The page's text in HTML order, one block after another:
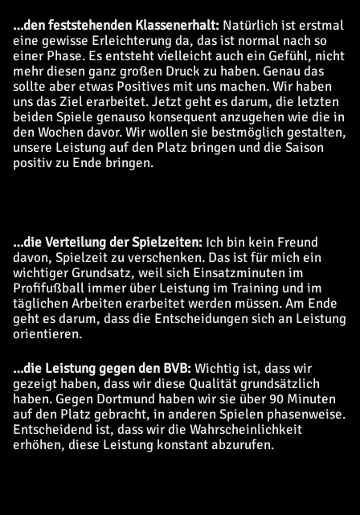
…den feststehenden Klassenerhalt: Natürlich ist erstmal
eine gewisse Erleichterung da, das ist normal nach so
einer Phase. Es entsteht vielleicht auch ein Gefühl, nicht
mehr diesen ganz großen Druck zu haben. Genau das
sollte aber etwas Positives mit uns machen. Wir haben
uns das Ziel erarbeitet. Jetzt geht es darum, die letzten
beiden Spiele genauso konsequent anzugehen wie die in
den Wochen davor. Wir wollen sie bestmöglich gestalten,
unsere Leistung auf den Platz bringen und die Saison
positiv zu Ende bringen.
…die Verteilung der Spielzeiten: Ich bin kein Freund
davon, Spielzeit zu verschenken. Das ist für mich ein
wichtiger Grundsatz, weil sich Einsatzminuten im
Profifußball immer über Leistung im Training und im
täglichen Arbeiten erarbeitet werden müssen. Am Ende
geht es darum, dass die Entscheidungen sich an Leistung
orientieren.
…die Leistung gegen den BVB:Wichtig ist, dass wir
gezeigt haben, dass wir diese Qualität grundsätzlich
haben. Gegen Dortmund haben wir sie über 90 Minuten
auf den Platz gebracht, in anderen Spielen phasenweise.
Entscheidend ist, dass wir die Wahrscheinlichkeit
erhöhen, diese Leistung konstant abzurufen.